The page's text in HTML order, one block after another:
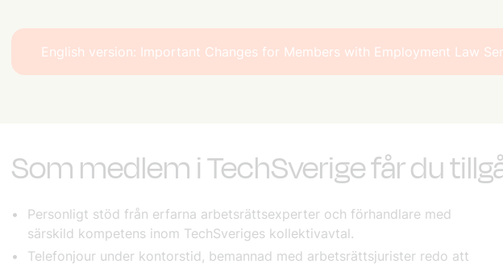
English version: Important Changes for Members with Employment Law
Som medlem i TechSverige får du
Personligt stöd från erfarna arbetsrättsexperter och förhandlare med
särskild kompetens inom TechSveriges kollektivavtal.
Telefonjour under kontorstid, bemannad med arbetsrättsjurister redo att